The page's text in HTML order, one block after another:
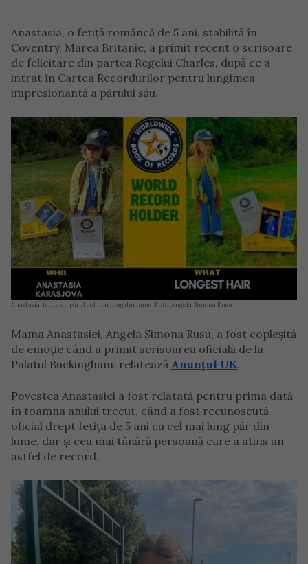
Anastasia, o fetiță româncă de 5 ani, stabilită în
Coventry, Marea Britanie, a primit recent o scrisoare
de felicitare din partea Regelui Charles, după ce a
intrat în Cartea Recordurilor pentru lungimea
impresionantă a părului său.
Anastasia, fetița cu părul cel mai lung din lume. Foto: Angela Simona Rusu
Mama Anastasiei, Angela Simona Rusu, a fost copleșită
de emoție când a primit scrisoarea oficială de la
Palatul Buckingham, relatează Anunțul UK.
Povestea Anastasiei a fost relatată pentru prima dată
în toamna anului trecut, când a fost recunoscută
oficial drept fetița de 5 ani cu cel mai lung păr din
lume, dar și cea mai tânără persoană care a atins un
astfel de record.